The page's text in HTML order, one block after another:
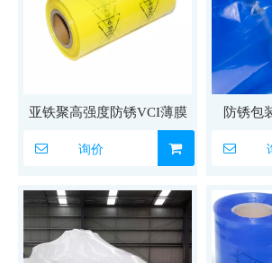
亚铁聚高强度防锈VCI薄膜
询价
防锈包